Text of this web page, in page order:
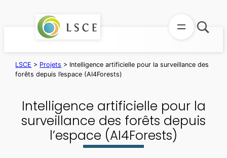
LSCE > Projets > Intelligence artificielle pour la surveillance des
forêts depuis l’espace (AI4Forests)
Intelligence artificielle pour la
surveillance des forêts depuis
l’espace (AI4Forests)